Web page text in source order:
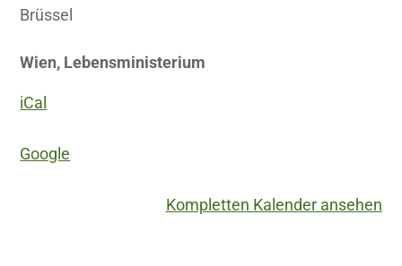
Brüssel
Wien, Lebensministerium
iCal
Google
Kompletten Kalender ansehen